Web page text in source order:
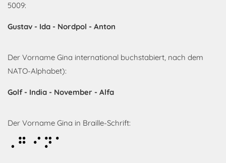
5009:
Gustav - Ida - Nordpol - Anton
Der Vorname Gina international buchstabiert, nach dem
NATO-Alphabet):
Golf - India - November - Alfa
Der Vorname Gina in Braille-Schrift:
Gina